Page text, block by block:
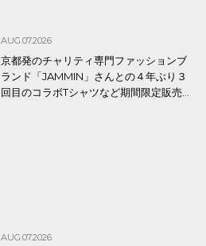
AUG.07.2026
京都発のチャリティ専門ファッションブ
ランド「JAMMIN」さんとの４年ぶり３
回目のコラボTシャツなど期間限定販売、
AUG.07.2026